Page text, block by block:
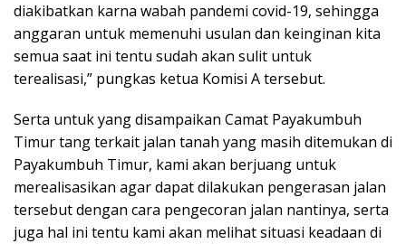
diakibatkan karna wabah pandemi covid-19, sehingga
anggaran untuk memenuhi usulan dan keinginan kita
semua saat ini tentu sudah akan sulit untuk
terealisasi,” pungkas ketua Komisi A tersebut.
Serta untuk yang disampaikan Camat Payakumbuh
Timur tang terkait jalan tanah yang masih ditemukan di
Payakumbuh Timur, kami akan berjuang untuk
merealisasikan agar dapat dilakukan pengerasan jalan
tersebut dengan cara pengecoran jalan nantinya, serta
juga hal ini tentu kami akan melihat situasi keadaan di